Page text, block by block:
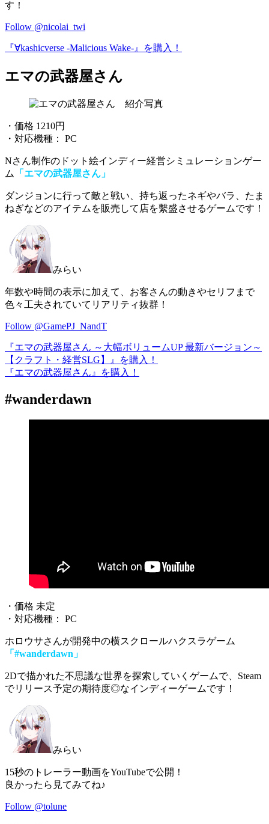
す！
Follow @nicolai_twi
『∀kashicverse -Malicious Wake-』を購入！
エマの武器屋さん
・価格 1210円
・対応機種： PC
Nさん制作のドット絵インディー経営シミュレーションゲー
ム
「エマの武器屋さん」
ダンジョンに行って敵と戦い、 持ち返ったネギやバラ、たま
ねぎなどのアイテムを販売して店を繫盛させるゲームです！
みらい
年数や時間の表示に加えて、お客さんの動きやセリフまで
色々工夫されていてリアリティ抜群！
Follow @GamePJ_NandT
『エマの武器屋さん ～大幅ボリュームUP 最新バージョン～
【クラフト・経営SLG】』を購入！
『エマの武器屋さん』を購入！
#wanderdawn
・価格 未定
・対応機種： PC
ホロウサさんが開発中の横スクロールハクスラゲーム
「#wanderdawn」
2Dで描かれた不思議な世界を探索していくゲームで、Steam
でリリース予定の期待度◎なインディーゲームです！
みらい
15秒のトレーラー動画をYouTubeで公開！
良かったら見てみてね♪
Follow @tolune